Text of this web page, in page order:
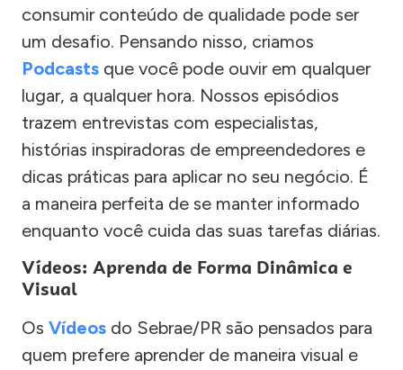
consumir conteúdo de qualidade pode ser
um desafio. Pensando nisso, criamos
Podcasts que você pode ouvir em qualquer
lugar, a qualquer hora. Nossos episódios
trazem entrevistas com especialistas,
histórias inspiradoras de empreendedores e
dicas práticas para aplicar no seu negócio. É
a maneira perfeita de se manter informado
enquanto você cuida das suas tarefas diárias.
Vídeos: Aprenda de Forma Dinâmica e
Visual
Os Vídeos do Sebrae/PR são pensados para
quem prefere aprender de maneira visual e